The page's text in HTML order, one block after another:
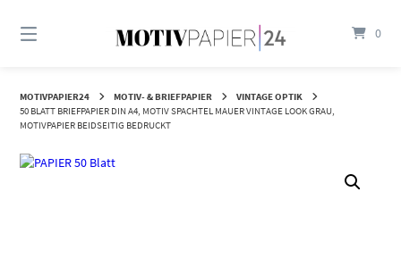
zum
0
MOTIVPAPIER24 MOTIV- & BRIEFPAPIER
VINTAGE OPTIK
50 BLATT BRIEFPAPIER DIN A4, MOTIV SPACHTEL MAUER VINTAGE LOOK GRAU,
MOTIVPAPIER BEIDSEITIG BEDRUCKT